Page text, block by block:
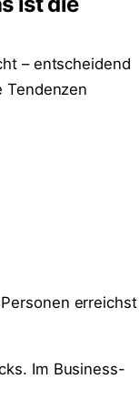
– entscheidend
Tendenzen
erreichst
Im Business-